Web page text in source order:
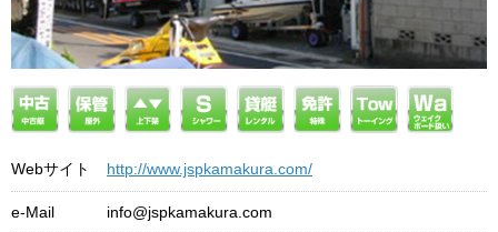
Webサイト http://www.jspkamakura.com/
e-Mail info@jspkamakura.com